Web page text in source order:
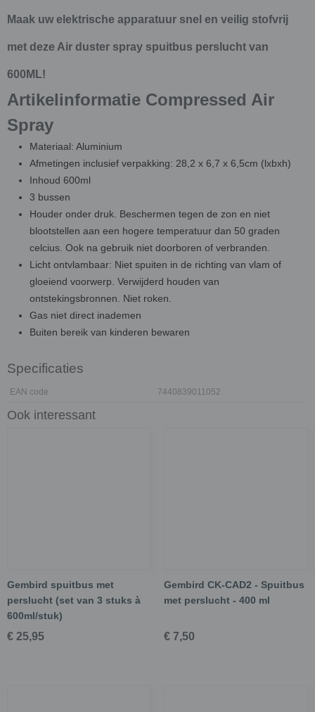
Maak uw elektrische apparatuur snel en veilig stofvrij
met deze Air duster spray spuitbus perslucht van
600ML!
Artikelinformatie Compressed Air
Spray
Materiaal: Aluminium
Afmetingen inclusief verpakking: 28,2 x 6,7 x 6,5cm (lxbxh)
Inhoud 600ml
3 bussen
Houder onder druk. Beschermen tegen de zon en niet
blootstellen aan een hogere temperatuur dan 50 graden
celcius. Ook na gebruik niet doorboren of verbranden.
Licht ontvlambaar: Niet spuiten in de richting van vlam of
gloeiend voorwerp. Verwijderd houden van
ontstekingsbronnen. Niet roken.
Gas niet direct inademen
Buiten bereik van kinderen bewaren
Specificaties
EAN code 7440839011052
Ook interessant
Gembird spuitbus met
perslucht (set van 3 stuks à
600ml/stuk)
€ 25,95
Gembird CK-CAD2 - Spuitbus
met perslucht - 400 ml
€ 7,50